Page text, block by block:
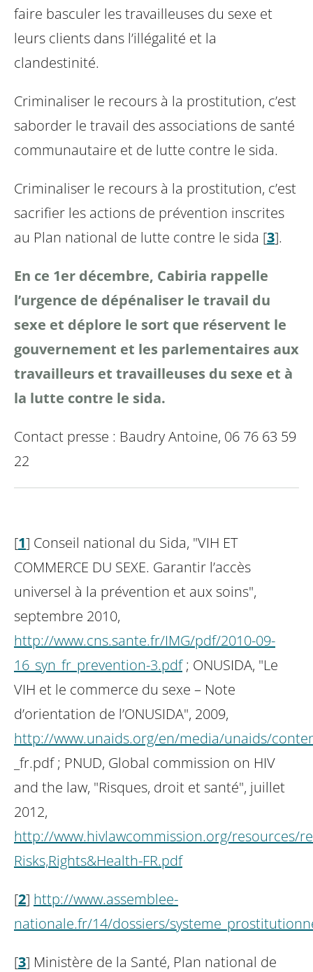
faire basculer les travailleuses du sexe et
leurs clients dans l’illégalité et la
clandestinité.
Criminaliser le recours à la prostitution, c’est
saborder le travail des associations de santé
communautaire et de lutte contre le sida.
Criminaliser le recours à la prostitution, c’est
sacrifier les actions de prévention inscrites
au Plan national de lutte contre le sida [3].
En ce 1er décembre, Cabiria rappelle
l’urgence de dépénaliser le travail du
sexe et déplore le sort que réservent le
gouvernement et les parlementaires aux
travailleurs et travailleuses du sexe et à
la lutte contre le sida.
Contact presse : Baudry Antoine, 06 76 63 59
22
[1] Conseil national du Sida, "VIH ET
COMMERCE DU SEXE. Garantir l’accès
universel à la prévention et aux soins",
septembre 2010,
http://www.cns.sante.fr/IMG/pdf/2010-09-
16_syn_fr_prevention-3.pdf; ONUSIDA, "Le
VIH et le commerce du sexe – Note
d’orientation de l’ONUSIDA", 2009,
http://www.unaids.org/en/media/unaids/
_fr.pdf ; PNUD, Global commission on HIV
and the law, "Risques, droit et santé", juillet
2012,
http://www.hivlawcommission.org/resources/
Risks,Rights&Health-FR.pdf
[2] http://www.assemblee-
nationale.fr/14/dossiers/
[3] Ministère de la Santé, Plan national de